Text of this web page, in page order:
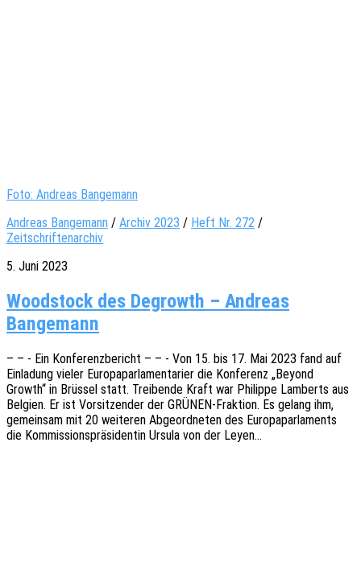
Foto: Andreas Bangemann
Andreas Bangemann / Archiv 2023 / Heft Nr. 272 /
Zeitschriftenarchiv
5. Juni 2023
Woodstock des Degrowth – Andreas
Bangemann
– – - Ein Konfe­renz­be­richt – – - Von 15. bis 17. Mai 2023 fand auf
Einla­dung vieler Euro­pa­par­la­men­ta­ri­er die Konfe­renz „Beyond
Growth“ in Brüs­sel statt. Trei­ben­de Kraft war Phil­ip­pe Lamberts aus
Belgi­en. Er ist Vorsit­zen­der der GRÜNEN-Frak­­ti­on. Es gelang ihm,
gemein­sam mit 20 weite­ren Abge­ord­ne­ten des Euro­pa­par­la­ments
die Kommis­si­ons­prä­si­den­tin Ursula von der Leyen…